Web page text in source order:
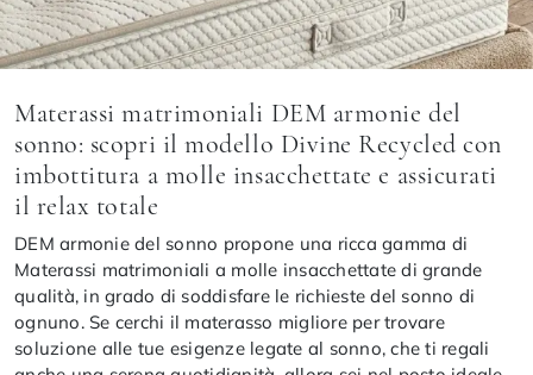
Materassi matrimoniali DEM armonie del
sonno: scopri il modello Divine Recycled con
imbottitura a molle insacchettate e assicurati
il relax totale
DEM armonie del sonno propone una ricca gamma di
Materassi matrimoniali a molle insacchettate di grande
qualità, in grado di soddisfare le richieste del sonno di
ognuno. Se cerchi il materasso migliore per trovare
soluzione alle tue esigenze legate al sonno, che ti regali